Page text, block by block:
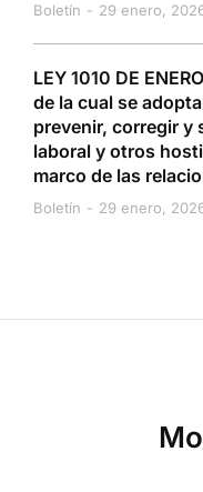
Boletín 29 enero,
LEY 1010 DE
de la cual se
prevenir, corregir y
laboral y otros
marco de las
Boletín 29 enero,